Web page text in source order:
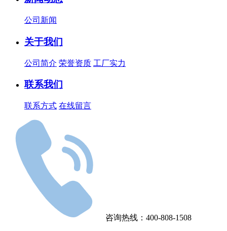
公司新闻
关于我们
公司简介 荣誉资质 工厂实力
联系我们
联系方式 在线留言
咨询热线：400-808-1508